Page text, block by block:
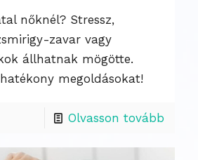
nőknél? Stressz,
zavar vagy
állhatnak mögötte.
megoldásokat!
Olvasson tovább